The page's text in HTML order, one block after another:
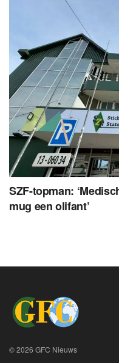
SZF-topman:
mug een olifant’
© 2026 GFC Nieuws